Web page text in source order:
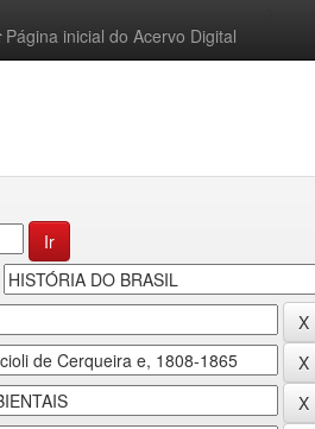
Página inicial do Acervo Digital